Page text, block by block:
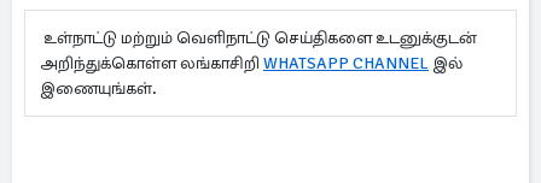
உள்நாட்டு மற்றும் வெளிநாட்டு செய்திகளை உடனுக்குடன்
அறிந்துக்கொள்ள லங்காசிறி WHATSAPP CHANNEL இல்
இணையுங்கள்.